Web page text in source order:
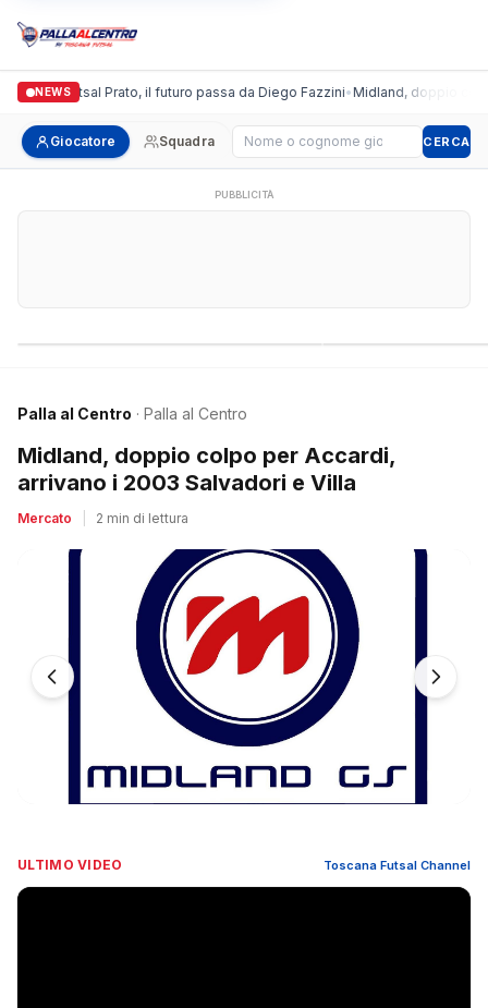
NEWS
Futsal Prato, il futuro passa da Diego Fazzini•Midland, doppio colpo
Giocatore Squadra Cerca giocatore CERCA
PUBBLICITÀ
Palla al Centro · Palla al Centro
Midland, doppio colpo per Accardi,
arrivano i 2003 Salvadori e Villa
Mercato 2 min di lettura
ULTIMO VIDEO Toscana Futsal Channel